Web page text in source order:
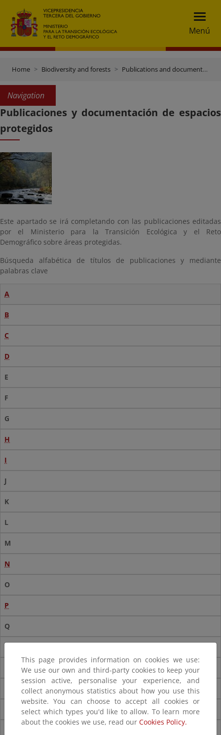
Menú
Home Biodiversity and forests Publications and documentation
Navigation
Publicaciones y documentación de espacios
protegidos
Este apartado se irá completando con las publicaciones editadas
por el Ministerio para la Transición Ecológica y el Reto
Demográfico sobre áreas protegidas.
Búsqueda alfabética de títulos de publicaciones y mediante
palabras clave
A
B
C
D
E
F
G
H
I
J
K
L
M
N
O
P
Q
R
This page provides information on cookies we use:
We use our own and third-party cookies to keep your
session active, personalise your experience, and
collect anonymous statistics about how you use this
website. You can choose to accept all cookies or
select which types you'd like to allow. To learn more
about the cookies we use, read our Cookies Policy.